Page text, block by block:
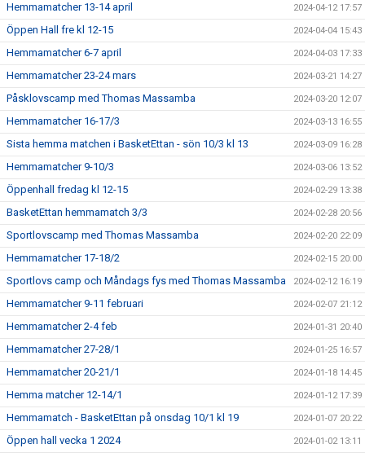
Hemmamatcher 13-14 april 2024-04-12 17:57
Öppen Hall fre kl 12-15 2024-04-04 15:43
Hemmamatcher 6-7 april 2024-04-03 17:33
Hemmamatcher 23-24 mars 2024-03-21 14:27
Påsklovscamp med Thomas Massamba 2024-03-20 12:07
Hemmamatcher 16-17/3 2024-03-13 16:55
Sista hemma matchen i BasketEttan - sön 10/3 kl 13 2024-03-09 16:28
Hemmamatcher 9-10/3 2024-03-06 13:52
Öppenhall fredag kl 12-15 2024-02-29 13:38
BasketEttan hemmamatch 3/3 2024-02-28 20:56
Sportlovscamp med Thomas Massamba 2024-02-20 22:09
Hemmamatcher 17-18/2 2024-02-15 20:00
Sportlovs camp och Måndags fys med Thomas Massamba 2024-02-12 16:19
Hemmamatcher 9-11 februari 2024-02-07 21:12
Hemmamatcher 2-4 feb 2024-01-31 20:40
Hemmamatcher 27-28/1 2024-01-25 16:57
Hemmamatcher 20-21/1 2024-01-18 14:45
Hemma matcher 12-14/1 2024-01-12 17:39
Hemmamatch - BasketEttan på onsdag 10/1 kl 19 2024-01-07 20:22
Öppen hall vecka 1 2024 2024-01-02 13:11